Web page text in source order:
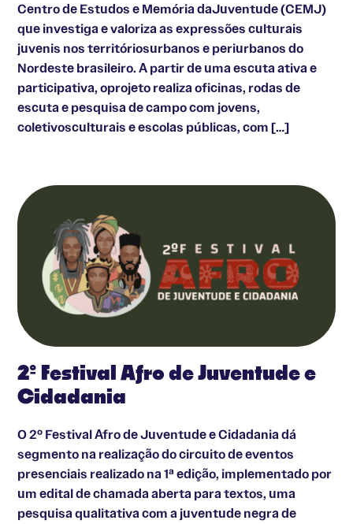
Centro de Estudos e Memória daJuventude (CEMJ)
que investiga e valoriza as expressões culturais
juvenis nos territóriosurbanos e periurbanos do
Nordeste brasileiro. A partir de uma escuta ativa e
participativa, oprojeto realiza oficinas, rodas de
escuta e pesquisa de campo com jovens,
coletivosculturais e escolas públicas, com […]
2º Festival Afro de Juventude e
Cidadania
O 2º Festival Afro de Juventude e Cidadania dá
segmento na realização do circuito de eventos
presenciais realizado na 1ª edição, implementado por
um edital de chamada aberta para textos, uma
pesquisa qualitativa com a juventude negra de